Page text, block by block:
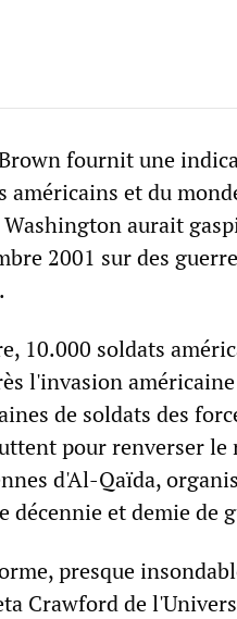
fournit une
et du
aurait
2001 sur des
10.000 soldats
l'invasion
de soldats des
pour renverser le
d'Al-Qaïda,
et demie de
presque
Crawford de